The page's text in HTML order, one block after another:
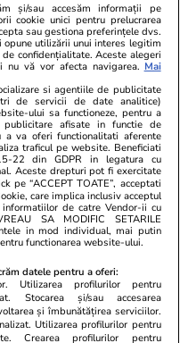
de
Redactia.ro
Plecare
1. Vedeta
postul lui
de ani
16:02
și/sau accesăm informații pe
cookie unici pentru prelucrarea
sau gestiona preferințele dvs.
utilizării unui interes legitim
confidențialitate. Aceste alegeri
vă vor afecta navigarea. Mai
si agentiile de publicitate
de servicii de date analitice)
ului sa functioneze, pentru a
publicitare afisate in functie de
a va oferi functionalitati aferente
traficul pe website. Beneficiati
22 din GDPR in legatura cu
Aceste drepturi pot fi exercitate
pe “ACCEPT TOATE”, acceptati
care implica inclusiv acceptul
de catre Vendor-ii cu
SA MODIFIC SETARILE
in mod individual, mai putin
functionarea website-ului.
datele pentru a oferi:
Utilizarea profilurilor pentru
Stocarea și/sau accesarea
și îmbunătățirea serviciilor.
Utilizarea profilurilor pentru
Crearea profilurilor pentru